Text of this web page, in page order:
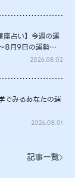
座占い】今週の運
8月9日の運勢
2026.08.02
でみるあなたの運
2026.08.01
記事一覧